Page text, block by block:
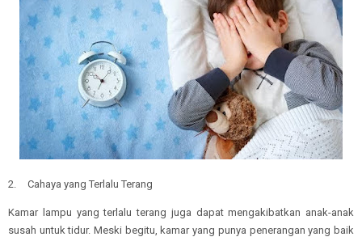
2. Cahaya yang Terlalu Terang
Kamar lampu yang terlalu terang juga dapat mengakibatkan anak-anak
susah untuk tidur. Meski begitu, kamar yang punya penerangan yang baik